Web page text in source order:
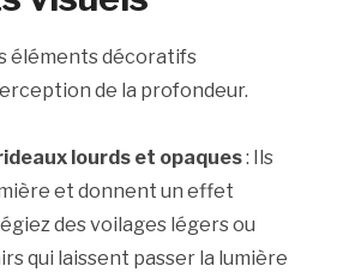
éléments décoratifs
de la profondeur.
lourds et opaques: Ils
et donnent un effet
des voilages légers ou
qui laissent passer la lumière